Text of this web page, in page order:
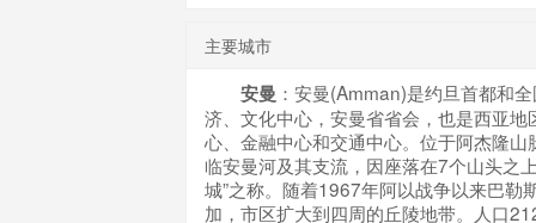
主要城市
安曼 ：安曼(Amman)是约旦首都和
济、文化中心，安曼省省会，也是西亚地
心、金融中心和交通中心。位于阿杰隆山
临安曼河及其支流，因座落在7个山头之
城”之称。随着1967年阿以战争以来巴勒
加，市区扩大到四周的丘陵地带。人口